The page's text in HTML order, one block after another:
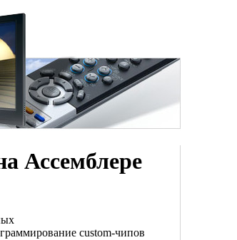
Ассемблере
custom-чипов